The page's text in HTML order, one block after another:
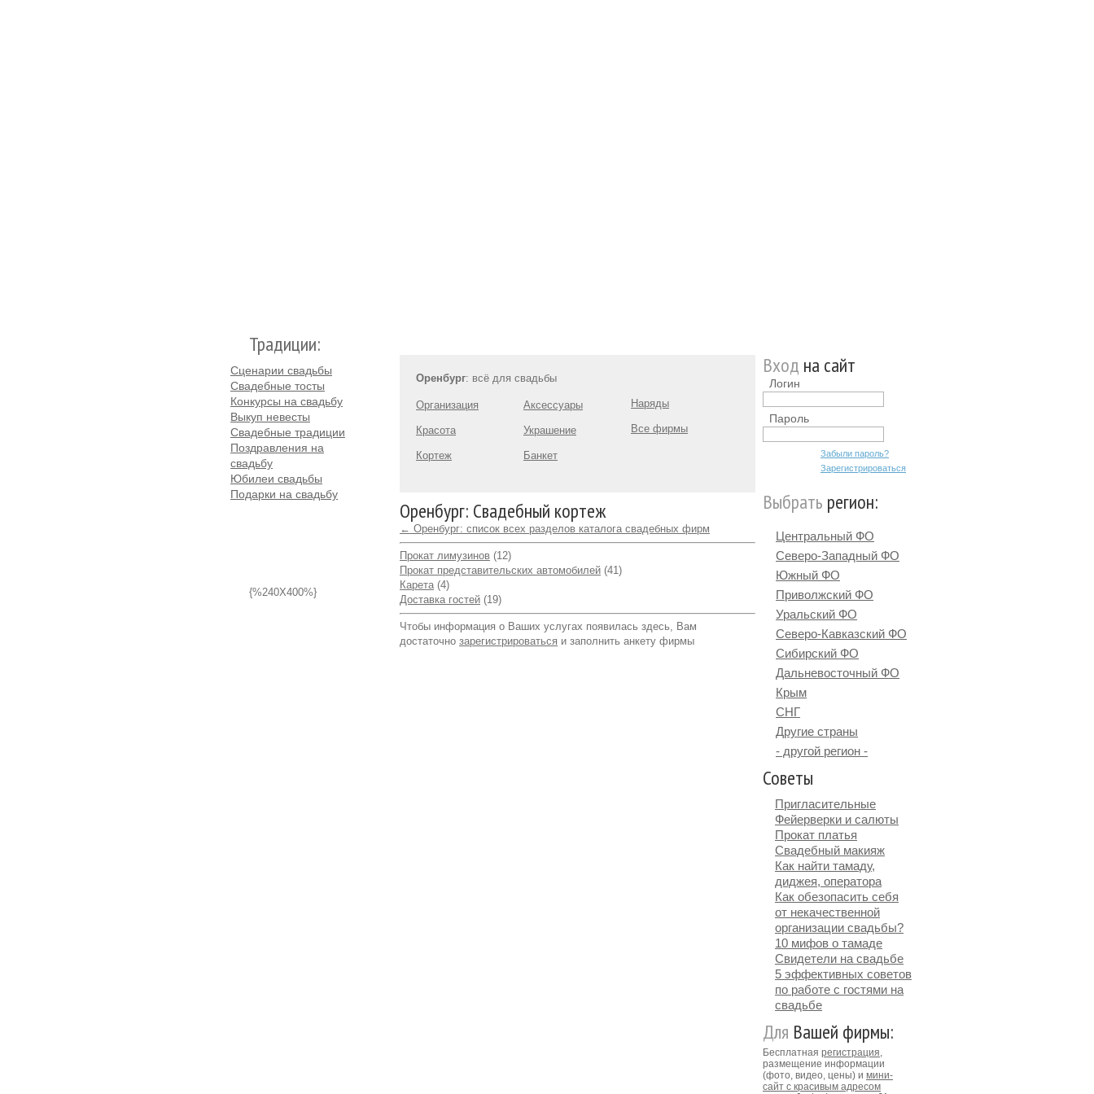
Традиции:
Сценарии свадьбы
Свадебные тосты
Конкурсы на свадьбу
Выкуп невесты
Свадебные традиции
Поздравления на
свадьбу
Юбилеи свадьбы
Подарки на свадьбу
{%240X400%}
Оренбург: всё для свадьбы
Организация
Красота
Кортеж
Аксессуары
Украшение
Банкет
Наряды
Все фирмы
Оренбург: Свадебный кортеж
← Оренбург: список всех разделов каталога свадебных фирм
Прокат лимузинов (12)
Прокат представительских автомобилей (41)
Карета(4)
Доставка гостей (19)
Чтобы информация о Ваших услугах появилась здесь, Вам
достаточно зарегистрироваться и заполнить анкету фирмы
Вход на сайт
Логин
Пароль
Забыли пароль?
Зарегистрироваться
Выбрать регион:
Центральный ФО
Северо-Западный ФО
Южный ФО
Приволжский ФО
Уральский ФО
Северо-Кавказский ФО
Сибирский ФО
Дальневосточный ФО
Крым
СНГ
Другие страны
- другой регион -
Советы
Пригласительные
Фейерверки и салюты
Прокат платья
Свадебный макияж
Как найти тамаду,
диджея, оператора
Как обезопасить себя
от некачественной
организации свадьбы?
10 мифов о тамаде
Свидетели на свадьбе
5 эффективных советов
по работе с гостями на
свадьбе
Для Вашей фирмы:
Бесплатная регистрация,
размещение информации
(фото, видео, цены) и мини-
сайт с красивым адресом